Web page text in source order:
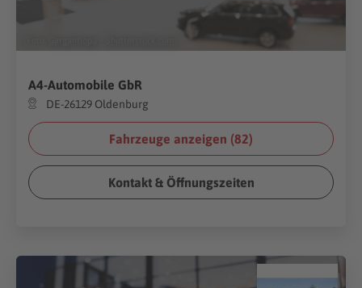
A4-Automobile GbR
DE-26129 Oldenburg
Fahrzeuge anzeigen (82)
Kontakt & Öffnungszeiten